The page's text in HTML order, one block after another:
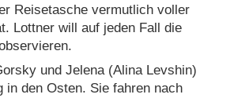
Reisetasche vermutlich voller
Lottner will auf jeden Fall die
und Jelena (Alina Levshin)
in den Osten. Sie fahren nach